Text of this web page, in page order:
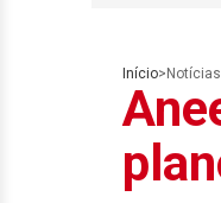
Início> Notícias